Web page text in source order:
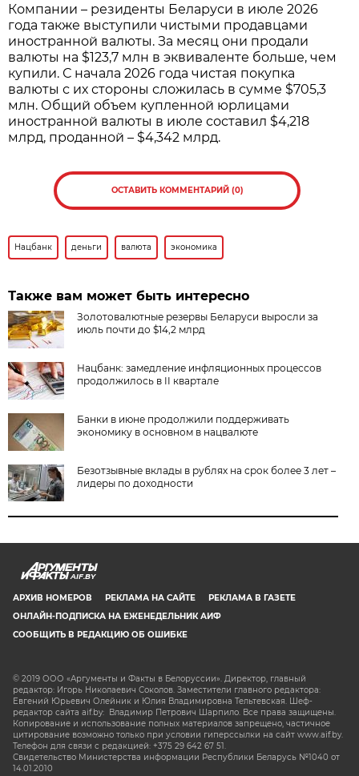
Компании – резиденты Беларуси в июле 2026
года также выступили чистыми продавцами
иностранной валюты. За месяц они продали
валюты на $123,7 млн в эквиваленте больше, чем
купили. С начала 2026 года чистая покупка
валюты с их стороны сложилась в сумме $705,3
млн. Общий объем купленной юрлицами
иностранной валюты в июле составил $4,218
млрд, проданной – $4,342 млрд.
ОСТАВИТЬ КОММЕНТАРИЙ (0)
Нацбанк деньги валюта экономика
Также вам может быть интересно
Золотовалютные резервы Беларуси выросли за
июль почти до $14,2 млрд
Нацбанк: замедление инфляционных процессов
продолжилось в II квартале
Банки в июне продолжили поддерживать
экономику в основном в нацвалюте
Безотзывные вклады в рублях на срок более 3 лет –
лидеры по доходности
AIF.BY
АРХИВ НОМЕРОВ РЕКЛАМА НА САЙТЕ
РЕКЛАМА В ГАЗЕТЕ
ОНЛАЙН-ПОДПИСКА НА ЕЖЕНЕДЕЛЬНИК АИФ
СООБЩИТЬ В РЕДАКЦИЮ ОБ ОШИБКЕ
© 2019 ООО «Аргументы и Факты в Белоруссии». Директор, главный
редактор: Игорь Николаевич Соколов. Заместители главного редактора:
Евгений Юрьевич Олейник и Юлия Владимировна Тельтевская. Шеф-
редактор сайта aif.by: Владимир Петрович Шарпило. Все права защищены.
Копирование и использование полных материалов запрещено, частичное
цитирование возможно только при условии гиперссылки на сайт www.aif.by.
Телефон для связи с редакцией: +375 29 642 67 51.
Свидетельство Министерства информации Республики Беларусь №1040 от
14.01.2010